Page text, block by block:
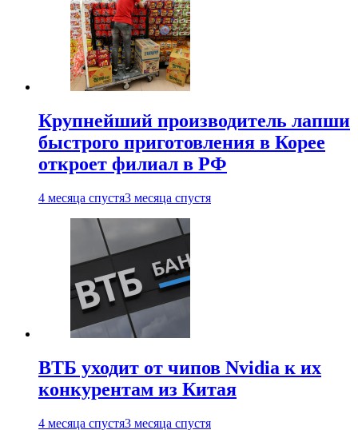
Крупнейший производитель лапши
быстрого приготовления в Корее
откроет филиал в РФ
4 месяца спустя3 месяца спустя
ВТБ уходит от чипов Nvidia к их
конкурентам из Китая
4 месяца спустя3 месяца спустя